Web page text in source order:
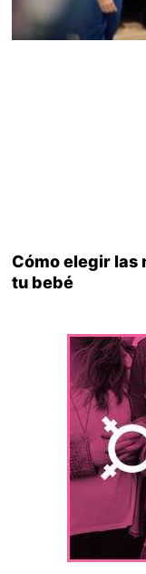
Cómo elegir las
tu bebé